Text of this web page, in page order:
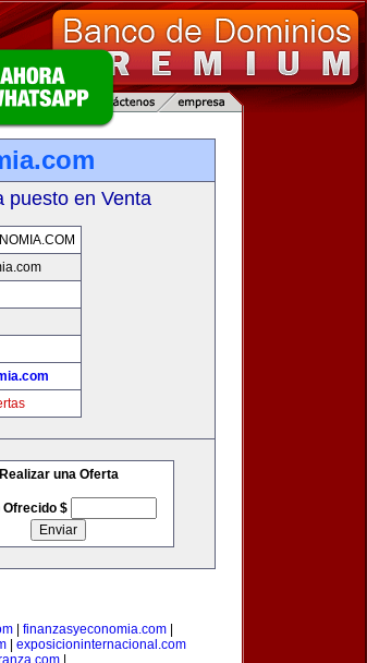
puesto en Venta
Realizar una Oferta
Ofrecido $
| finanzasyeconomia.com|
| exposicioninternacional.com
|